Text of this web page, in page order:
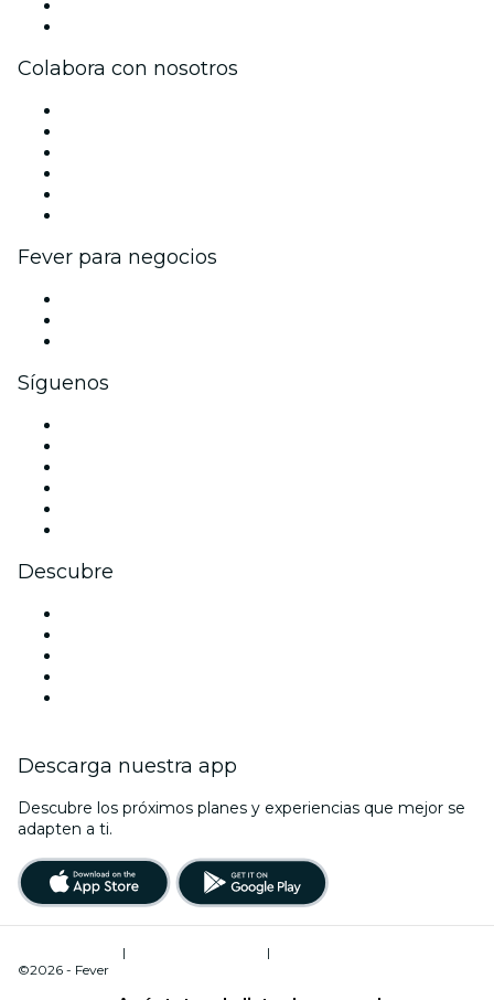
Colabora con nosotros
Fever para negocios
Síguenos
Descubre
Descarga nuestra app
Descubre los próximos planes y experiencias que mejor se
adapten a ti.
| |
©2026 - Fever